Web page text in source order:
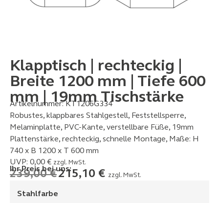
Klapptisch | rechteckig |
Breite 1200 mm | Tiefe 600
mm | 19mm Tischstärke
Artikelnummer: KT1206G334
Robustes, klappbares Stahlgestell, Feststellsperre,
Melaminplatte, PVC-Kante, verstellbare Füße, 19mm
Plattenstärke, rechteckig, schnelle Montage, Maße: H
740 x B 1200 x T 600 mm
UVP: 0,00 € zzgl. MwSt.
Ihr Preis bei uns:
239,00€215,10 € zzgl. MwSt.
Stahlfarbe